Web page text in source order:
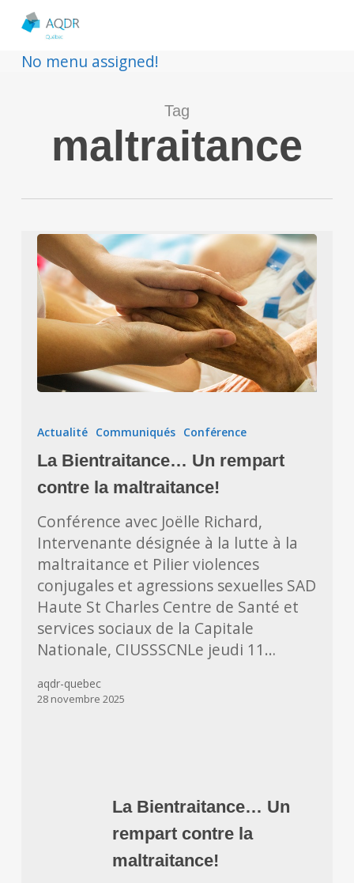
No menu assigned!
Tag
maltraitance
Bientraitance…
rempart
contre
maltraitance!
Actualité Communiqués Conférence
La Bientraitance… Un rempart
contre la maltraitance!
Conférence avec Joëlle Richard,
Intervenante désignée à la lutte à la
maltraitance et Pilier violences
conjugales et agressions sexuelles SAD
Haute St Charles Centre de Santé et
services sociaux de la Capitale
Nationale, CIUSSSCNLe jeudi 11…
aqdr-quebec
28 novembre 2025
Bientraitance…
Un
rempart
contre
La Bientraitance… Un
rempart contre la
maltraitance!